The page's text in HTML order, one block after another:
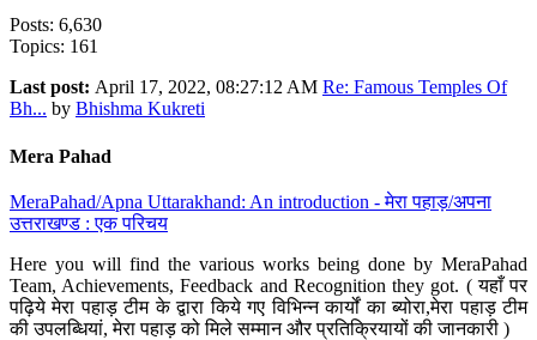
Posts: 6,630
Topics: 161
Last post: April 17, 2022, 08:27:12 AM Re: Famous Temples Of
Bh... by Bhishma Kukreti
Mera Pahad
MeraPahad/Apna Uttarakhand: An introduction - मेरा पहाड़/अपना
उत्तराखण्ड : एक परिचय
Here you will find the various works being done by MeraPahad
Team, Achievements, Feedback and Recognition they got. ( यहाँ पर
पढ़िये मेरा पहाड़ टीम के द्वारा किये गए विभिन्न कार्यों का ब्योरा,मेरा पहाड़ टीम
की उपलब्धियां, मेरा पहाड़ को मिले सम्मान और प्रतिक्रियायों की जानकारी )